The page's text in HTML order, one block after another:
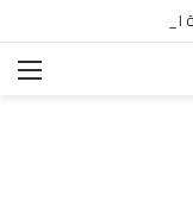
بالبساتين